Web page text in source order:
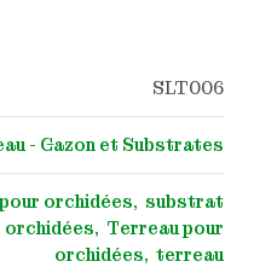
SLT006
- Gazon et Substrates
orchidées
substrat
orchidées
Terreau pour
orchidées
terreau